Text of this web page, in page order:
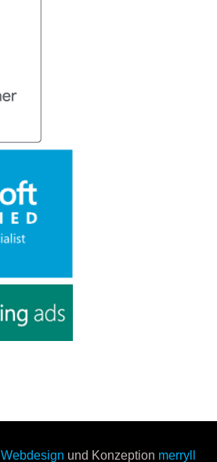
Webdesign und Konzeption merryll